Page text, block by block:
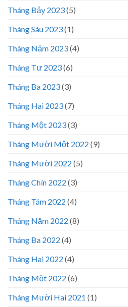
Tháng Bảy 2023(5)
Tháng Sáu 2023(1)
Tháng Năm 2023(4)
Tháng Tư 2023(6)
Tháng Ba 2023(3)
Tháng Hai 2023(7)
Tháng Một 2023(3)
Tháng Mười Một 2022 (9)
Tháng Mười 2022 (5)
Tháng Chín 2022 (3)
Tháng Tám 2022 (4)
Tháng Năm 2022 (8)
Tháng Ba 2022 (4)
Tháng Hai 2022 (4)
Tháng Một 2022 (6)
Tháng Mười Hai 2021 (1)